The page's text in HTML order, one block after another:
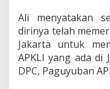
Ali menyatakan
dirinya telah
Jakarta untuk
APKLI yang ada di
DPC, Paguyuban